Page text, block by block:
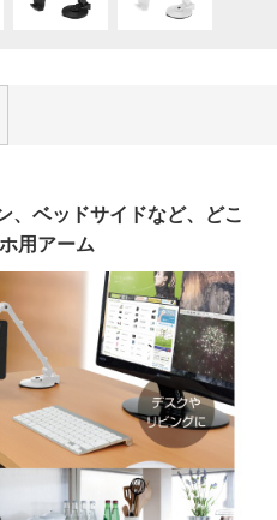
、ベッドサイドなど、どこ
用アーム